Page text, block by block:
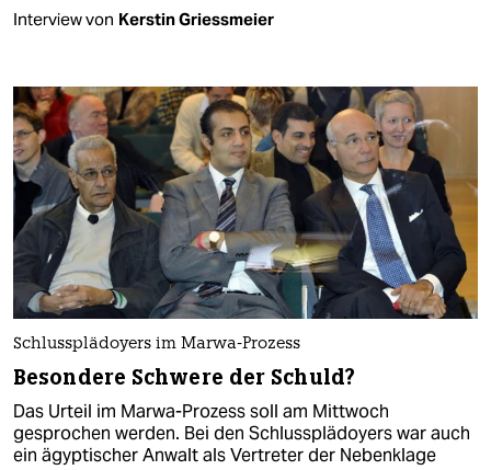
Interview von Kerstin Griessmeier
Schlussplädoyers im Marwa-Prozess
Besondere Schwere der Schuld?
Das Urteil im Marwa-Prozess soll am Mittwoch
gesprochen werden. Bei den Schlussplädoyers war auch
ein ägyptischer Anwalt als Vertreter der Nebenklage